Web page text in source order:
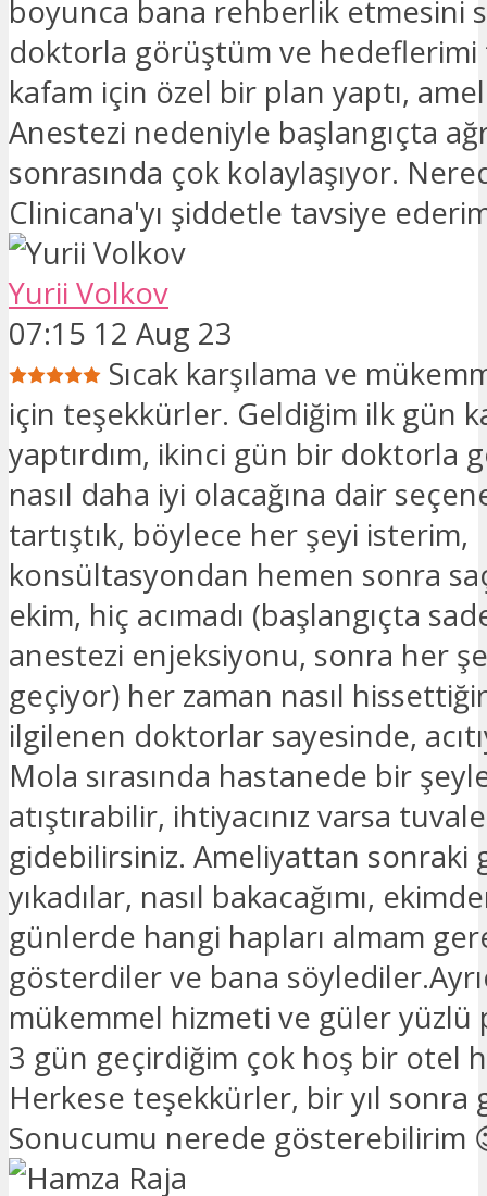
boyunca bana rehberlik etmesini
doktorla görüştüm ve hedeflerimi
kafam için özel bir plan yaptı,
Anestezi nedeniyle başlangıçta
sonrasında çok kolaylaşıyor.
Clinicana'yı şiddetle tavsiye ederim
Yurii Volkov
07:15 12 Aug 23
Sıcak karşılama ve
için teşekkürler. Geldiğim ilk gün
yaptırdım, ikinci gün bir doktorla
nasıl daha iyi olacağına dair
tartıştık, böylece her şeyi isterim,
konsültasyondan hemen sonra
ekim, hiç acımadı (başlangıçta
anestezi enjeksiyonu, sonra her
geçiyor) her zaman nasıl
ilgilenen doktorlar sayesinde,
Mola sırasında hastanede bir
atıştırabilir, ihtiyacınız varsa
gidebilirsiniz. Ameliyattan sonraki
yıkadılar, nasıl bakacağımı,
günlerde hangi hapları almam
gösterdiler ve bana
mükemmel hizmeti ve güler yüzlü
3 gün geçirdiğim çok hoş bir otel
Herkese teşekkürler, bir yıl sonra
Sonucumu nerede gösterebilirim